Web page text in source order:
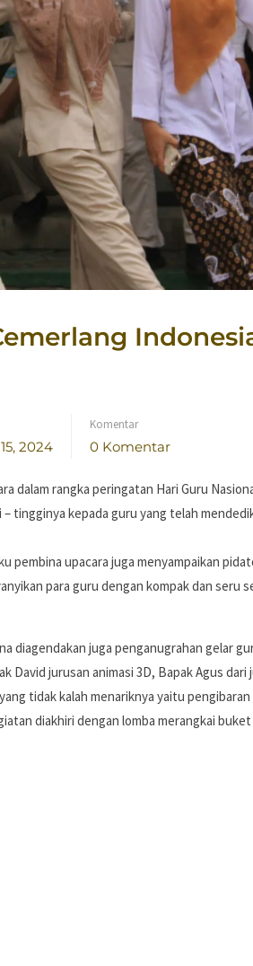
2024
Komentar
0 Komentar
dalam rangka peringatan Hari Guru
tingginya kepada guru yang telah
pembina upacara juga menyampaikan
para guru dengan kompak dan seru
diagendakan juga penganugrahan gelar
David jurusan animasi 3D, Bapak Agus dari
tidak kalah menariknya yaitu
diakhiri dengan lomba merangkai